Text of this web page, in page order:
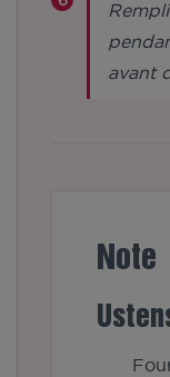
avant
Note